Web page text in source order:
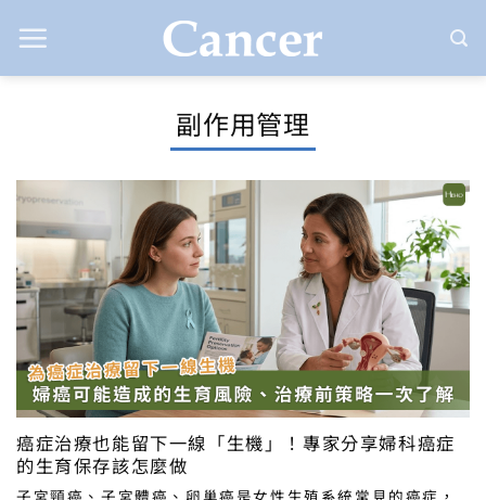
to
副作用管理
癌症治療也能留下一線「生機」！專家分享婦科癌症
的生育保存該怎麼做
子宮頸癌、子宮體癌、卵巢癌是女性生殖系統常見的癌症，